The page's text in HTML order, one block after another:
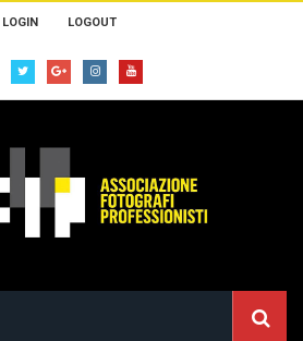
LOGIN LOGOUT